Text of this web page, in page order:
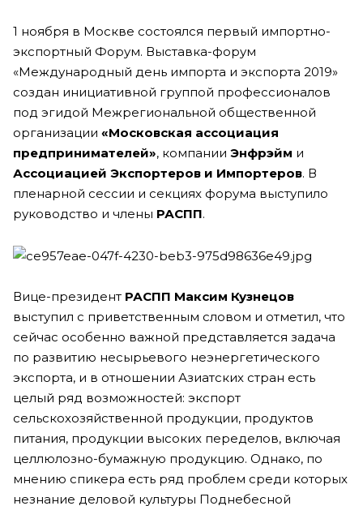
1 ноября в Москве состоялся первый импортно-
экспортный Форум. Выставка-форум
«Международный день импорта и экспорта 2019»
создан инициативной группой профессионалов
под эгидой Межрегиональной общественной
организации «Московская ассоциация
предпринимателей», компании Энфрэйм и
Ассоциацией Экспортеров и Импортеров. В
пленарной сессии и секциях форума выступило
руководство и члены РАСПП.
Вице-президент РАСПП Максим Кузнецов
выступил с приветственным словом и отметил, что
сейчас особенно важной представляется задача
по развитию несырьевого неэнергетического
экспорта, и в отношении Азиатских стран есть
целый ряд возможностей: экспорт
сельскохозяйственной продукции, продуктов
питания, продукции высоких переделов, включая
целлюлозно-бумажную продукцию. Однако, по
мнению спикера есть ряд проблем среди которых
незнание деловой культуры Поднебесной